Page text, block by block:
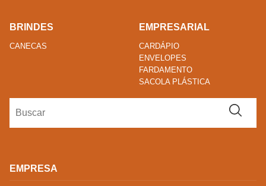
BRINDES
CANECAS
EMPRESARIAL
CARDÁPIO
ENVELOPES
FARDAMENTO
SACOLA PLÁSTICA
EMPRESA